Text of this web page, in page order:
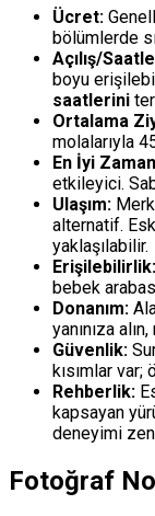
Ücret:
bölümlerde
Açılış/
boyu
saatlerini
Ortalama
molalarıyla
En İyi
etkileyici.
Ulaşım:
alternatif.
yaklaşılabilir.
Erişilebilirlik:
bebek
Donanım:
yanınıza
Güvenlik:
kısımlar
Rehberlik:
kapsayan
deneyimi
Fotoğraf